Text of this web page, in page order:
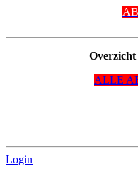
Overzicht
ALLE
Login